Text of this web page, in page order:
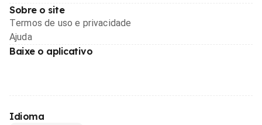
Sobre o site
Termos de uso e privacidade
Ajuda
Baixe o aplicativo
Idioma